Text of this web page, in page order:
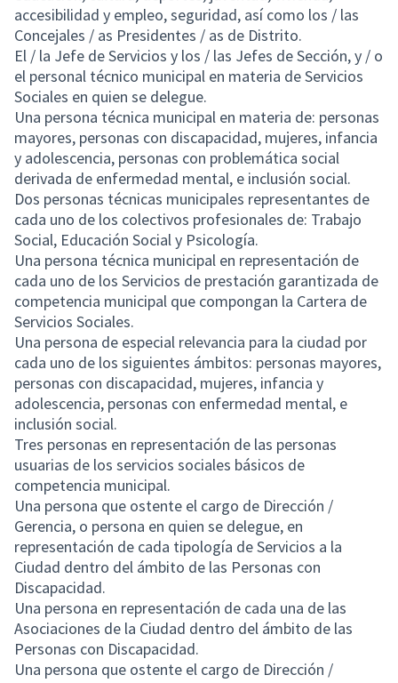
accesibilidad y empleo, seguridad, así como los / las
Concejales / as Presidentes / as de Distrito.
El / la Jefe de Servicios y los / las Jefes de Sección, y / o
el personal técnico municipal en materia de Servicios
Sociales en quien se delegue.
Una persona técnica municipal en materia de: personas
mayores, personas con discapacidad, mujeres, infancia
y adolescencia, personas con problemática social
derivada de enfermedad mental, e inclusión social.
Dos personas técnicas municipales representantes de
cada uno de los colectivos profesionales de: Trabajo
Social, Educación Social y Psicología.
Una persona técnica municipal en representación de
cada uno de los Servicios de prestación garantizada de
competencia municipal que compongan la Cartera de
Servicios Sociales.
Una persona de especial relevancia para la ciudad por
cada uno de los siguientes ámbitos: personas mayores,
personas con discapacidad, mujeres, infancia y
adolescencia, personas con enfermedad mental, e
inclusión social.
Tres personas en representación de las personas
usuarias de los servicios sociales básicos de
competencia municipal.
Una persona que ostente el cargo de Dirección /
Gerencia, o persona en quien se delegue, en
representación de cada tipología de Servicios a la
Ciudad dentro del ámbito de las Personas con
Discapacidad.
Una persona en representación de cada una de las
Asociaciones de la Ciudad dentro del ámbito de las
Personas con Discapacidad.
Una persona que ostente el cargo de Dirección /